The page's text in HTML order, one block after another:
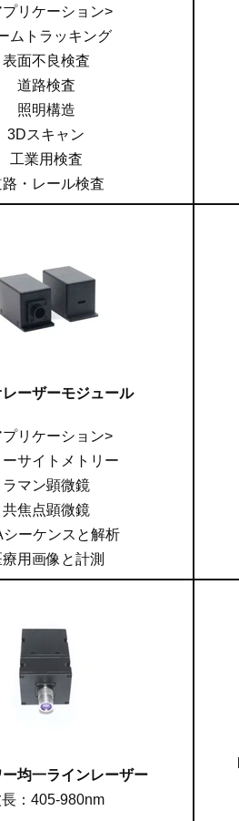
プリケーション>
ムトラッキング
表面不良検査
道路検査
照明構造
3Dスキャン
工業用検査
路・レール検査
ーザーモジュール
プリケーション>
ーサイトメトリー
ラマン顕微鏡
共焦点顕微鏡
シーケンスと解析
療用画像と計測
均一ラインレーザー
：405-980nm